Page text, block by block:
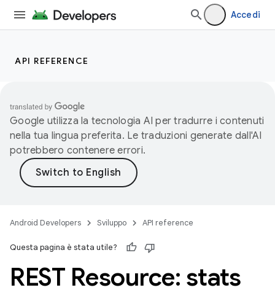
Accedi
API REFERENCE
Google utilizza la tecnologia AI per tradurre i contenuti
nella tua lingua preferita. Le traduzioni generate dall'AI
potrebbero contenere errori.
Android Developers Sviluppo API reference
Questa pagina è stata utile?
REST Resource: stats